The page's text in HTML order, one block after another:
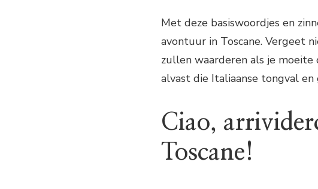
Met deze basiswoordjes en
avontuur in Toscane. Vergeet
zullen waarderen als je
alvast die Italiaanse tongval
Ciao,
Toscane!